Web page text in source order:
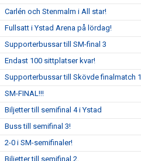
Carlén och Stenmalm i All star!
Fullsatt i Ystad Arena på lördag!
Supporterbussar till SM-final 3
Endast 100 sittplatser kvar!
Supporterbussar till Skövde finalmatch 1
SM-FINAL!!!
Biljetter till semifinal 4 i Ystad
Buss till semifinal 3!
2-0 i SM-semifinaler!
Biljetter till semifinal 2.